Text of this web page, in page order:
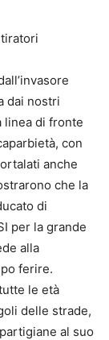
dai nostri
linea di fronte
con
anche
che la
di
per la grande
alla
ferire.
le età
delle strade,
al suo